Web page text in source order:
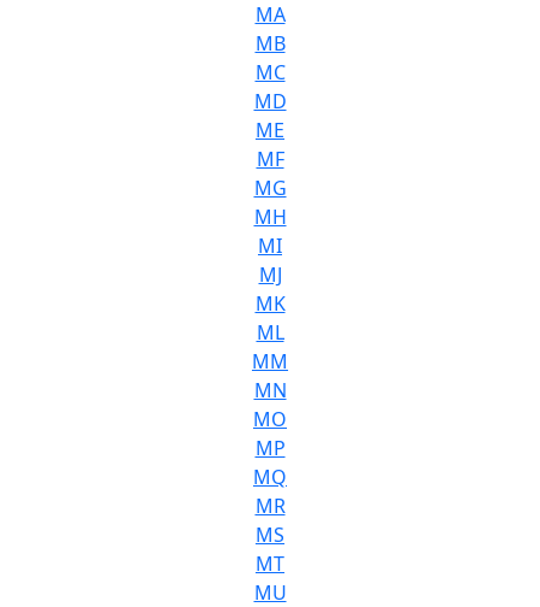
MA
MB
MC
MD
ME
MF
MG
MH
MI
MJ
MK
ML
MM
MN
MO
MP
MQ
MR
MS
MT
MU